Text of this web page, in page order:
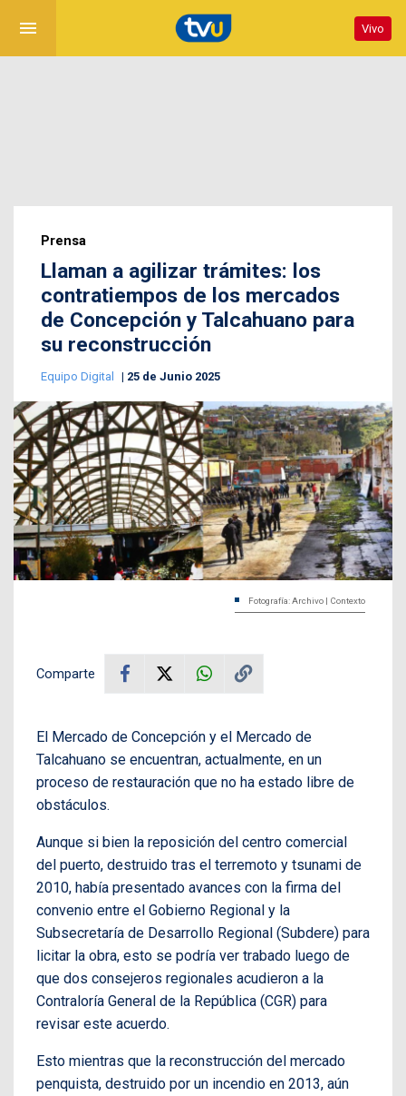
menu Vivo
Prensa
Llaman a agilizar trámites: los
contratiempos de los mercados
de Concepción y Talcahuano para
su reconstrucción
Equipo Digital 25 de Junio 2025
Fotografía: Archivo | Contexto
Comparte
El Mercado de Concepción y el Mercado de
Talcahuano se encuentran, actualmente, en un
proceso de restauración que no ha estado libre de
obstáculos.
Aunque si bien la reposición del centro comercial
del puerto, destruido tras el terremoto y tsunami de
2010, había presentado avances con la firma del
convenio entre el Gobierno Regional y la
Subsecretaría de Desarrollo Regional (Subdere) para
licitar la obra, esto se podría ver trabado luego de
que dos consejeros regionales acudieron a la
Contraloría General de la República (CGR) para
revisar este acuerdo.
Esto mientras que la reconstrucción del mercado
penquista, destruido por un incendio en 2013, aún